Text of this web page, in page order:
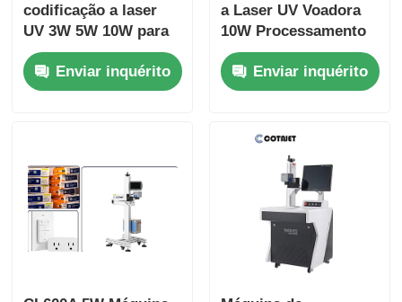
codificação a laser
UV 3W 5W 10W para
máquina de
impressão de data de
validade
Enviar inquérito
a Laser UV Voadora
10W Processamento
a Frio 110X110mm
200X100mm
Enviar inquérito